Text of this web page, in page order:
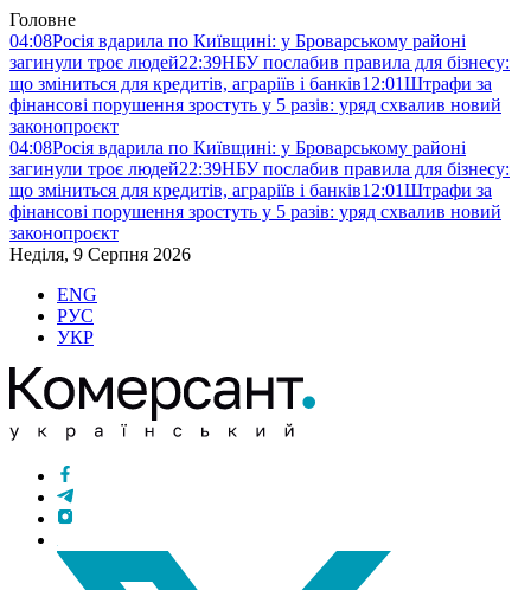
Головне
04:08Росія вдарила по Київщині: у Броварському районі
загинули троє людей22:39НБУ послабив правила для бізнесу:
що зміниться для кредитів, аграріїв і банків12:01Штрафи за
фінансові порушення зростуть у 5 разів: уряд схвалив новий
законопроєкт
04:08Росія вдарила по Київщині: у Броварському районі
загинули троє людей22:39НБУ послабив правила для бізнесу:
що зміниться для кредитів, аграріїв і банків12:01Штрафи за
фінансові порушення зростуть у 5 разів: уряд схвалив новий
законопроєкт
Неділя, 9 Серпня 2026
ENG
РУС
УКР